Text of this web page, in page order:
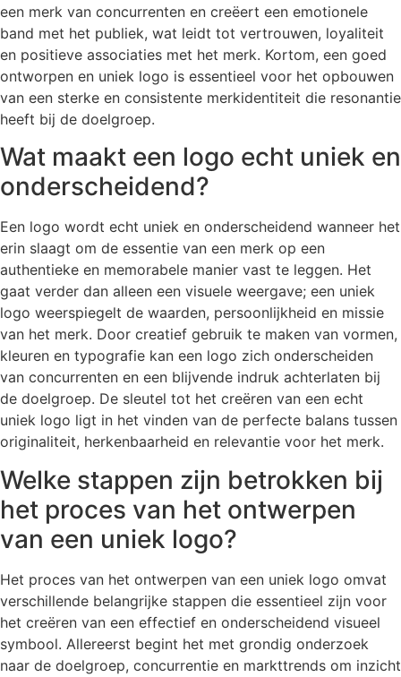
een merk van concurrenten en creëert een emotionele
band met het publiek, wat leidt tot vertrouwen, loyaliteit
en positieve associaties met het merk. Kortom, een goed
ontworpen en uniek logo is essentieel voor het opbouwen
van een sterke en consistente merkidentiteit die resonantie
heeft bij de doelgroep.
Wat maakt een logo echt uniek en
onderscheidend?
Een logo wordt echt uniek en onderscheidend wanneer het
erin slaagt om de essentie van een merk op een
authentieke en memorabele manier vast te leggen. Het
gaat verder dan alleen een visuele weergave; een uniek
logo weerspiegelt de waarden, persoonlijkheid en missie
van het merk. Door creatief gebruik te maken van vormen,
kleuren en typografie kan een logo zich onderscheiden
van concurrenten en een blijvende indruk achterlaten bij
de doelgroep. De sleutel tot het creëren van een echt
uniek logo ligt in het vinden van de perfecte balans tussen
originaliteit, herkenbaarheid en relevantie voor het merk.
Welke stappen zijn betrokken bij
het proces van het ontwerpen
van een uniek logo?
Het proces van het ontwerpen van een uniek logo omvat
verschillende belangrijke stappen die essentieel zijn voor
het creëren van een effectief en onderscheidend visueel
symbool. Allereerst begint het met grondig onderzoek
naar de doelgroep, concurrentie en markttrends om inzicht